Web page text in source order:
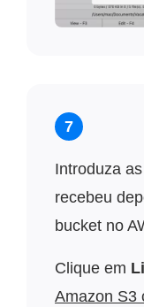
7
Introduza
recebeu
bucket no
Clique em
Amazon S3